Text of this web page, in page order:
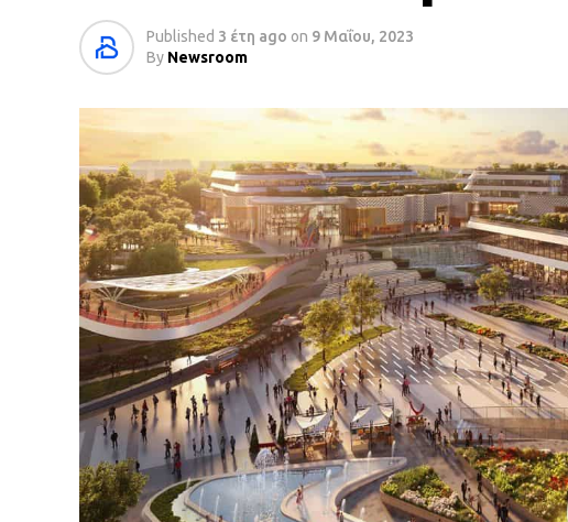
Published 3 έτη ago on 9 Μαΐου, 2023
By Newsroom